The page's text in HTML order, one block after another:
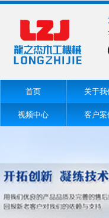
首页 关于我
视频中心 客户案